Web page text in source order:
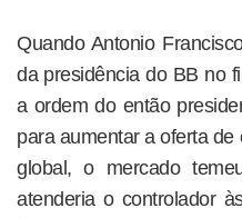
Quando Antonio
da presidência do BB no
a ordem do então
para aumentar a oferta
global, o mercado
atenderia o controlador